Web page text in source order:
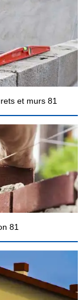
et murs 81
81